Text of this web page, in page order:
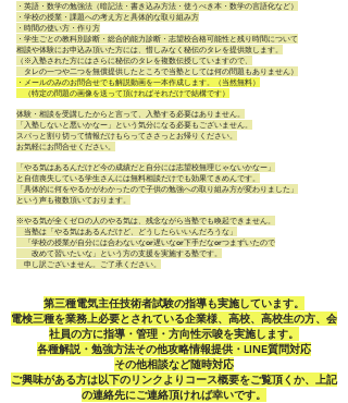
・英語・数学の勉強法（暗記法・書き込み方法・使うべき本・数学の言語化など）
・学校の授業・課題への考え方と具体的な取り組み方
・時間の使い方・作り方
・学生ごとの教科別診断・総合的能力診断・志望校合格可能性と残り時間について
相談や体験にお申込み頂いた方には、惜しみなく秘伝のタレを提供致します。
（※入塾された方にはさらに秘伝のタレを複数伝授していますので、
​ タレの一つや二つを無償提供したところで当塾としては何の問題もありません）
・メールのみのお問合せでも解説動画を一本作成します。（当然無料）
（特定の問題の画像を送って頂ければそれだけで結構です）
体験・相談を受講したからと言って、入塾する必要はありません。
「入塾しないと悪いかなー」という気分になる必要もございません。
スパっと割り切って情報だけもらってささっとお帰りください。
お気軽にお問合せください。
「やる気はあるんだけど今の成績だと自分には志望校無理じゃないかなー」
と自信喪失している学生さんには無料相談だけでも効果てきめんです。
「具体的に何をやるかがわかったので子供の勉強への取り組み方が変わりました」
という声も複数頂いております。
※やる気が全くゼロの人のやる気は、残念ながら当塾でも喚起できません。
当塾は「やる気はあるんだけど、どうしたらいいんだろうな」
「学校の授業が自分には合わないなor遅いなor下手だなorつまずいたので
改めて習いたいな」という方の支援を実施する塾です。
申し訳ございません。ご了承ください。
​第三種電気主任技術者試験の指導も実施しています。
電検三種を業務上必要とされている企業様、高校、高校生の方、会
社員の方に指導・管理・方向性示唆を実施します。
各種解説・勉強方法その他攻略情報提供・LINE質問対応
​その他相談など随時対応
​ご興味がある方は以下のリンクよりコース概要をご覧頂くか、上記
の連絡先にご連絡頂ければ幸いです。